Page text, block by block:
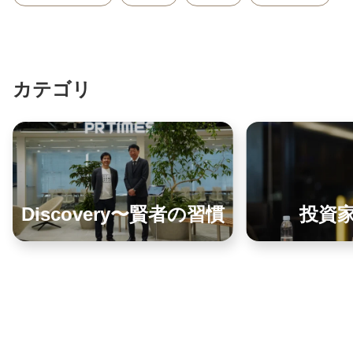
カテゴリ
Discovery〜賢者の習慣 投資